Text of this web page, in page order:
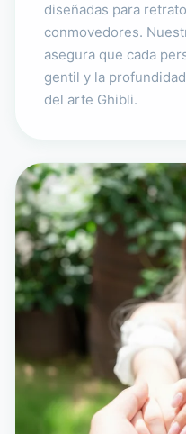
diseñadas para
conmovedores.
asegura que cada
gentil y la
del arte Ghibli.